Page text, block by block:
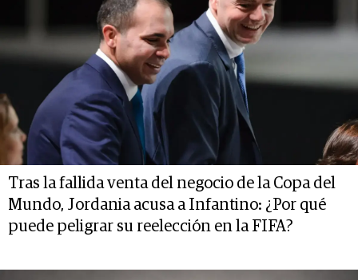
Tras la fallida venta del negocio de la Copa del
Mundo, Jordania acusa a Infantino: ¿Por qué
puede peligrar su reelección en la FIFA?